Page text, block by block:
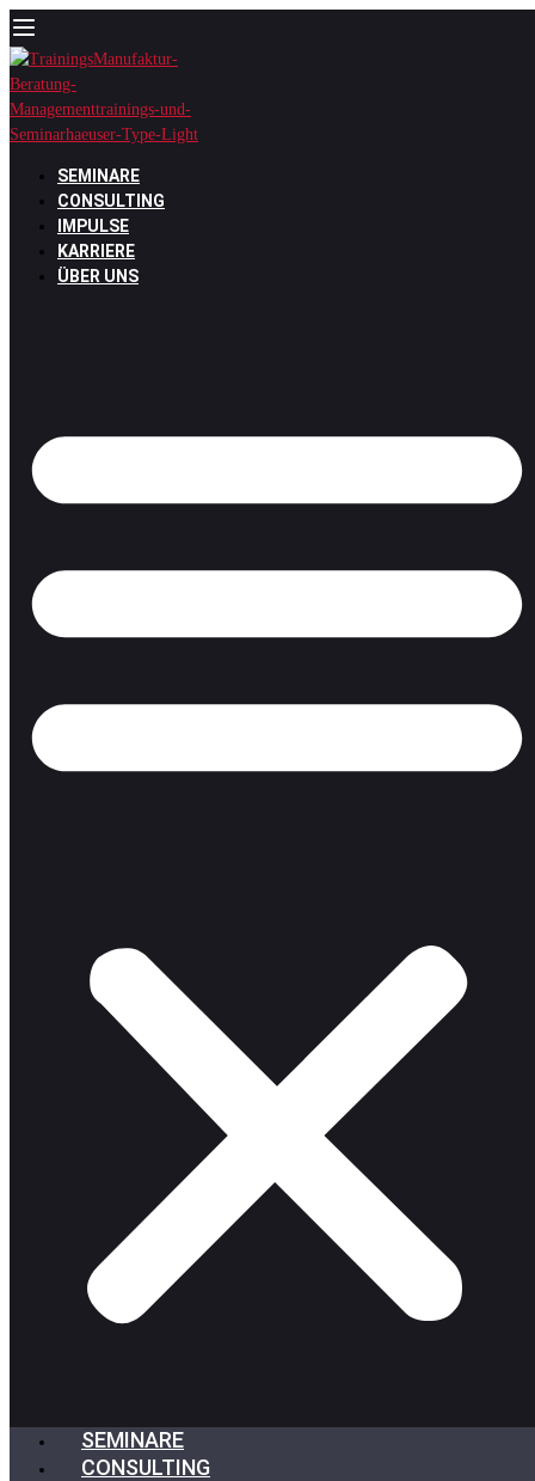
Zum
Inhalt
springen
SEMINARE
CONSULTING
IMPULSE
KARRIERE
ÜBER UNS
SEMINARE
CONSULTING